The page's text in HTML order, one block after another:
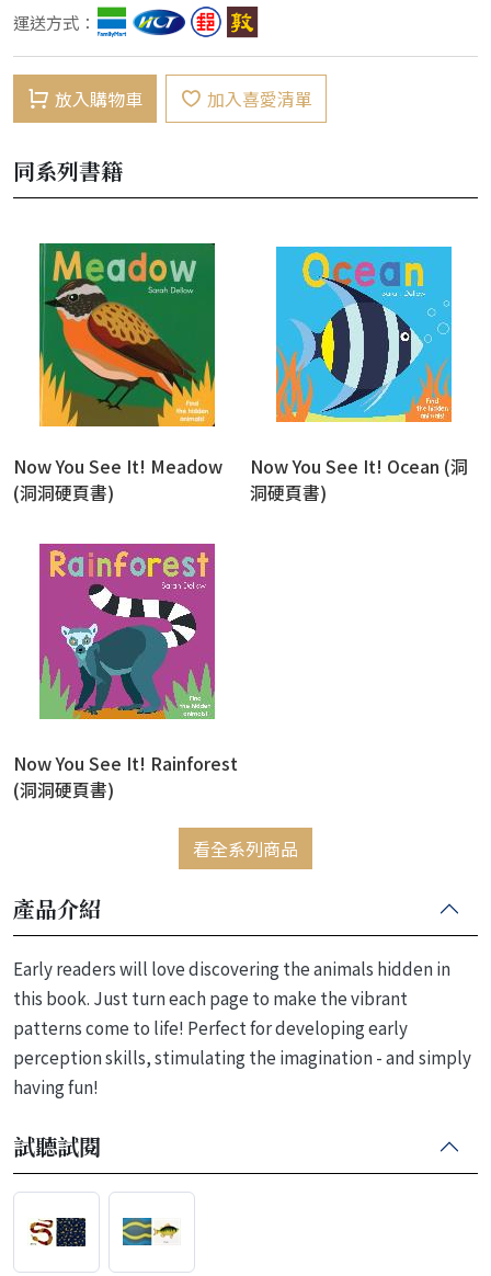
運送方式：
放入購物車 加入喜愛清單
同系列書籍
Now You See It! Meadow
(洞洞硬頁書)
Now You See It! Ocean (洞
洞硬頁書)
Now You See It! Rainforest
(洞洞硬頁書)
看全系列商品
產品介紹
Early readers will love discovering the animals hidden in
this book. Just turn each page to make the vibrant
patterns come to life! Perfect for developing early
perception skills, stimulating the imagination - and simply
having fun!
試聽試閱